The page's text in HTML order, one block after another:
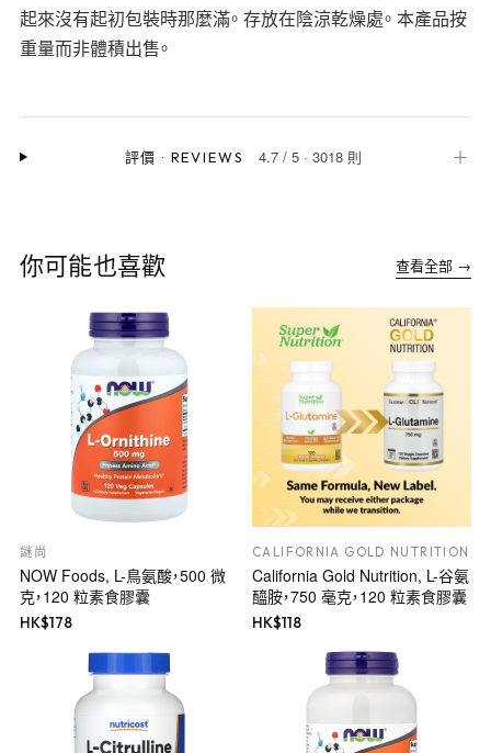
起來沒有起初包裝時那麼滿。 存放在陰涼乾燥處。 本產品按
重量而非體積出售。
評價 · REVIEWS 4.7 /5 ·3018 則 ＋
你可能也喜歡 查看全部 →
謎尚
NOW Foods, L-鳥氨酸，500 微
克，120 粒素食膠囊
HK$178
CALIFORNIA GOLD NUTRITION
California Gold Nutrition, L-谷氨
醯胺，750 毫克，120 粒素食膠囊
HK$118